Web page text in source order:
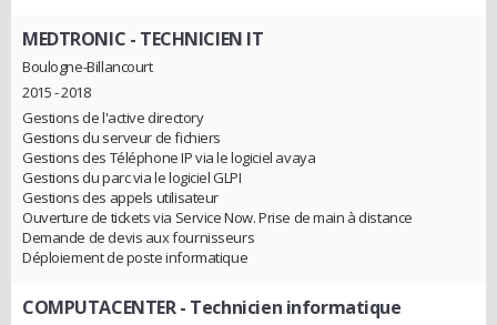
MEDTRONIC - TECHNICIEN IT
Boulogne-Billancourt
2015 - 2018
Gestions de l'active directory
Gestions du serveur de fichiers
Gestions des Téléphone IP via le logiciel avaya
Gestions du parc via le logiciel GLPI
Gestions des appels utilisateur
Ouverture de tickets via Service Now. Prise de main à distance
Demande de devis aux fournisseurs
Déploiement de poste informatique
COMPUTACENTER- Technicien informatique